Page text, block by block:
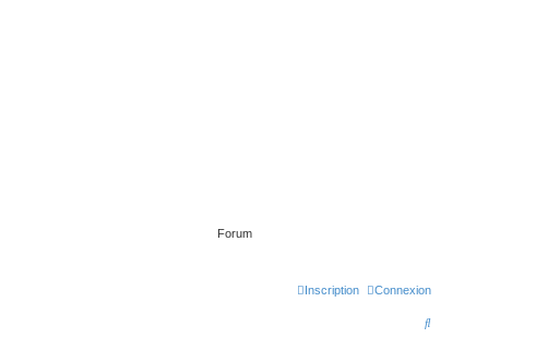
Forum
Connexion
Inscription
R